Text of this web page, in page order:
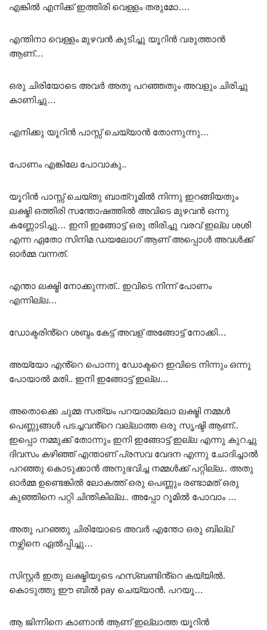
എങ്കിൽ എനിക്ക് ഇത്തിരി വെള്ളം തരുമോ….
എന്തിനാ വെള്ളം മുഴവൻ കുടിച്ചു യൂറിൻ വരുത്താൻ
ആണ്…
ഒരു ചിരിയോടെ അവർ അതു പറഞ്ഞതും അവളും ചിരിച്ചു
കാണിച്ചു…
എനിക്കു യൂറിൻ പാസ്സ് ചെയ്യാൻ തോന്നുന്നു…
പോണം എങ്കിലേ പോവാകു..
യൂറിൻ പാസ്സ് ചെയ്തു ബാത്റൂമിൽ നിന്നു ഇറങ്ങിയതും
ലക്ഷ്മി ഒത്തിരി സന്തോഷത്തിൽ അവിടെ മുഴവൻ ഒന്നു
കണ്ണോടിച്ചു… ഇനി ഇങ്ങോട്ട് ഒരു തിരിച്ചു വരവ് ഇല്ല ശശി
എന്ന ഏതോ സിനിമ ഡയലോഗ് ആണ് അപ്പൊൾ അവൾക്ക്
ഓർമ്മ വന്നത്.
എന്താ ലക്ഷ്മി നോക്കുന്നത്.. ഇവിടെ നിന്ന് പോണം
എന്നില്ല…
ഡോക്ടരിൻ്റെ ശബ്ദം കേട്ട് അവള് അങ്ങോട്ട് നോക്കി…
അയ്യോ എൻ്റെ പൊന്നു ഡോക്ടറെ ഇവിടെ നിന്നും ഒന്നു
പോയാൽ മതി.. ഇനി ഇങ്ങോട്ട് ഇല്ല…
അതൊക്കെ ചുമ്മ സത്യം പറയാമല്ലോ ലക്ഷ്മി നമ്മൾ
പെണ്ണുങ്ങൾ പടച്ചവൻ്റെ വല്ലാത്ത ഒരു സൃഷ്ടി ആണ്..
ഇപ്പൊ നമ്മുക്ക് തോന്നും ഇനി ഇങ്ങോട്ട് ഇല്ല എന്നു കുറച്ചു
ദിവസം കഴിഞ്ഞ് എന്താണ് പ്രസവ വേദന എന്നു ചോദിച്ചാൽ
പറഞ്ഞു കൊടുക്കാൻ അനുഭവിച്ച നമ്മൾക്ക് പറ്റില്ല.. അതു
ഓർമ്മ ഉണ്ടെങ്കിൽ ലോകത്ത് ഒരു പെണ്ണും രണ്ടാമത് ഒരു
കുഞ്ഞിനെ പറ്റി ചിന്തികില്ല.. അപ്പോ റൂമിൽ പോവാം …
അതു പറഞ്ഞു ചിരിയോടെ അവർ എന്തോ ഒരു ബില്ല്
നഴ്സിനെ ഏൽപ്പിച്ചു…
സിസ്റ്റർ ഇതു ലക്ഷ്മിയുടെ ഹസ്ബണ്ടിൻ്റെ കയ്യിൽ.
കൊടുത്തു ഈ ബിൽ pay ചെയ്യാൻ. പറയൂ…
ആ ജിന്നിനെ കാണാൻ ആണ് ഇല്ലാത്ത യൂറിൻ